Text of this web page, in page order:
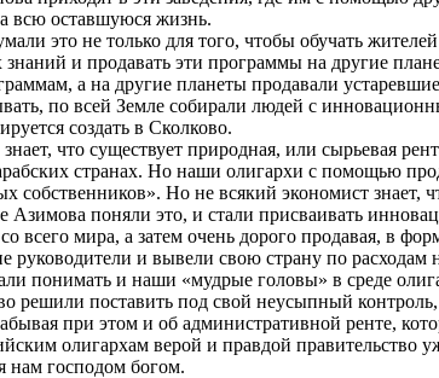
всю оставшуюся жизнь.
это не только для того, чтобы обучать
и продавать эти программы на другие
а на другие планеты продавали
по всей Земле собирали людей с
создать в Сколково.
знает, что существует природная, или сырьевая
странах. Но наши олигархи с помощью
собственников». Но не всякий экономист знает,
Азимова поняли это, и стали присваивать
всего мира, а затем очень дорого продавая, в
руководители и вывели свою страну по расходам
понимать и наши «мудрые головы» в среде
решили поставить под свой неусыпный
при этом и об административной ренте,
олигархам верой и правдой правительство
нам господом богом.